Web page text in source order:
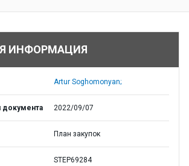
ИНФОРМАЦИЯ
Artur Soghomonyan;
документа 2022/09/07
План закупок
STEP69284